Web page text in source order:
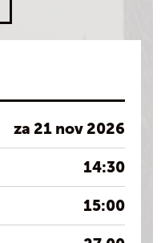
za 21 nov 2026
14:30
15:00